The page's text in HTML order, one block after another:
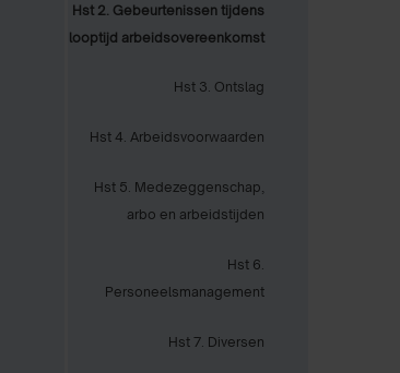
Hst 2. Gebeurtenissen tijdens
looptijd arbeidsovereenkomst
Hst 3. Ontslag
Hst 4. Arbeidsvoorwaarden
Hst 5. Medezeggenschap,
arbo en arbeidstijden
Hst 6.
Personeelsmanagement
Hst 7. Diversen